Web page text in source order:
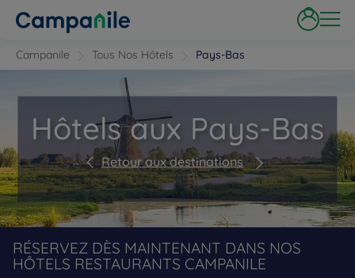
Campanile Tous Nos Hôtels Pays-Bas
Hôtels aux Pays-Bas
Retour aux destinations
RÉSERVEZ DÈS MAINTENANT DANS NOS
HÔTELS RESTAURANTS CAMPANILE